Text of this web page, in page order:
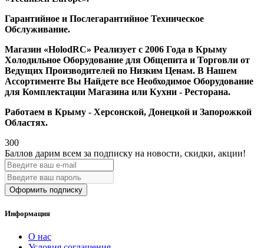
Гарантийное и Послегарантийное Техническое
Обслуживание.
Магазин «HolodRC» Реализует с 2006 Года в Крыму
Холодильное Оборудование для Общепита и Торговли от
Ведущих Производителей по Низким Ценам. В Нашем
Ассортименте Вы Найдете все Необходимое Оборудование
для Комплектации Магазина или Кухни - Ресторана.
Работаем в Крыму - Херсонской, Донецкой и Запорожкой
Областях.
300
Баллов дарим всем за подписку на новости, скидки, акции!
Оформить подписку
Информация
О нас